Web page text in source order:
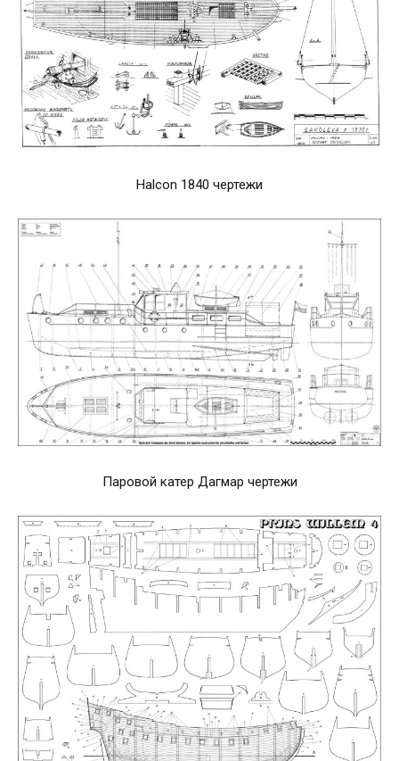
Halcon 1840 чертежи
Паровой катер Дагмар чертежи